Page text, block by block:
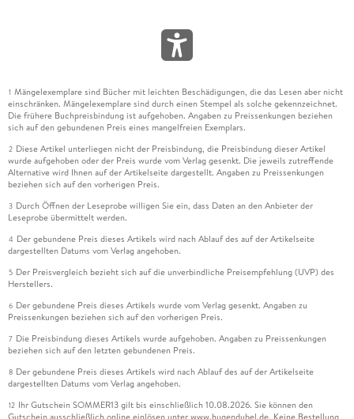
1 Mängelexemplare sind Bücher mit leichten Beschädigungen, die das Lesen aber nicht
einschränken. Mängelexemplare sind durch einen Stempel als solche gekennzeichnet.
Die frühere Buchpreisbindung ist aufgehoben. Angaben zu Preissenkungen beziehen
sich auf den gebundenen Preis eines mangelfreien Exemplars.
2 Diese Artikel unterliegen nicht der Preisbindung, die Preisbindung dieser Artikel
wurde aufgehoben oder der Preis wurde vom Verlag gesenkt. Die jeweils zutreffende
Alternative wird Ihnen auf der Artikelseite dargestellt. Angaben zu Preissenkungen
beziehen sich auf den vorherigen Preis.
3 Durch Öffnen der Leseprobe willigen Sie ein, dass Daten an den Anbieter der
Leseprobe übermittelt werden.
4 Der gebundene Preis dieses Artikels wird nach Ablauf des auf der Artikelseite
dargestellten Datums vom Verlag angehoben.
5 Der Preisvergleich bezieht sich auf die unverbindliche Preisempfehlung (UVP) des
Herstellers.
6 Der gebundene Preis dieses Artikels wurde vom Verlag gesenkt. Angaben zu
Preissenkungen beziehen sich auf den vorherigen Preis.
7 Die Preisbindung dieses Artikels wurde aufgehoben. Angaben zu Preissenkungen
beziehen sich auf den letzten gebundenen Preis.
8 Der gebundene Preis dieses Artikels wird nach Ablauf des auf der Artikelseite
dargestellten Datums vom Verlag angehoben.
12 Ihr Gutschein SOMMER13 gilt bis einschließlich 10.08.2026. Sie können den
Gutschein ausschließlich online einlösen unter www.hugendubel.de. Keine Bestellung